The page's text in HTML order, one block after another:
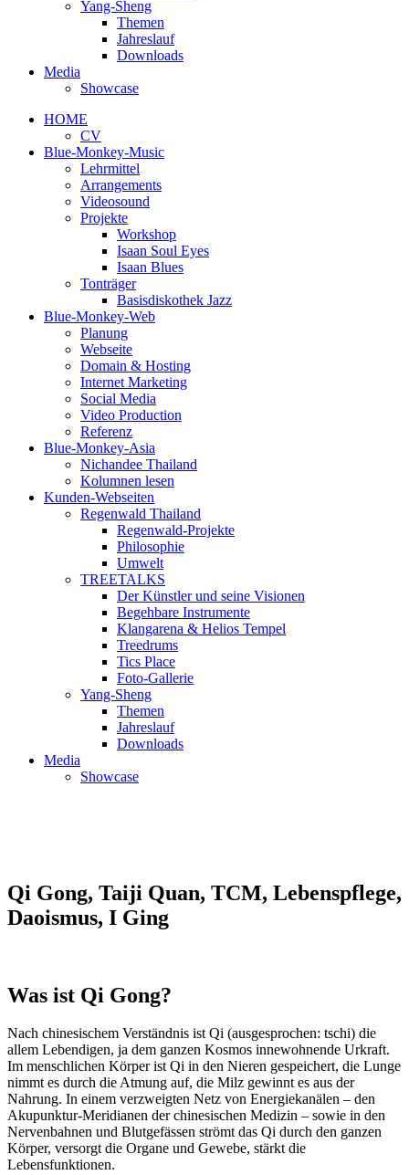
Yang-Sheng
Themen
Jahreslauf
Downloads
Media
Showcase
HOME
CV
Blue-Monkey-Music
Lehrmittel
Arrangements
Videosound
Projekte
Workshop
Isaan Soul Eyes
Isaan Blues
Tonträger
Basisdiskothek Jazz
Blue-Monkey-Web
Planung
Webseite
Domain & Hosting
Internet Marketing
Social Media
Video Production
Referenz
Blue-Monkey-Asia
Nichandee Thailand
Kolumnen lesen
Kunden-Webseiten
Regenwald Thailand
Regenwald-Projekte
Philosophie
Umwelt
TREETALKS
Der Künstler und seine Visionen
Begehbare Instrumente
Klangarena & Helios Tempel
Treedrums
Tics Place
Foto-Gallerie
Yang-Sheng
Themen
Jahreslauf
Downloads
Media
Showcase
Qi Gong, Taiji Quan, TCM, Lebenspflege,
Daoismus, I Ging
Was ist Qi Gong?
Nach chinesischem Verständnis ist Qi (ausgesprochen: tschi) die
allem Lebendigen, ja dem ganzen Kosmos innewohnende Urkraft.
Im menschlichen Körper ist Qi in den Nieren gespeichert, die Lunge
nimmt es durch die Atmung auf, die Milz gewinnt es aus der
Nahrung. In einem verzweigten Netz von Energiekanälen – den
Akupunktur-Meridianen der chinesischen Medizin – sowie in den
Nervenbahnen und Blutgefässen strömt das Qi durch den ganzen
Körper, versorgt die Organe und Gewebe, stärkt die
Lebensfunktionen.